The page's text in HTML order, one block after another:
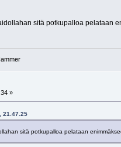
sitä potkupalloa pelataan
»
21.47.25
sitä potkupalloa pelataan